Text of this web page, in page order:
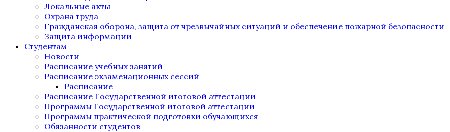
Локальные акты
Охрана труда
Гражданская оборона, защита от чрезвычайных ситуаций и обеспечение пожарной безопасности
Защита информации
Студентам
Новости
Расписание учебных занятий
Расписание экзаменационных сессий
Расписание
Расписание Государственной итоговой аттестации
Программы Государственной итоговой аттестации
Программы практической подготовки обучающихся
Обязанности студентов